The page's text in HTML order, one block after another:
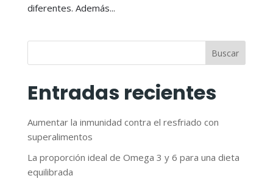
diferentes. Además...
Buscar
Entradas recientes
Aumentar la inmunidad contra el resfriado con
superalimentos
La proporción ideal de Omega 3 y 6 para una dieta
equilibrada